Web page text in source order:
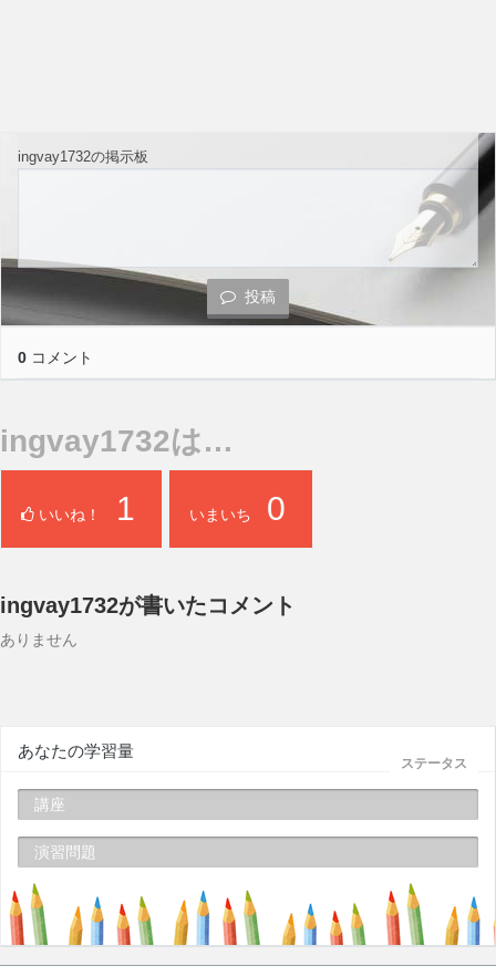
ingvay1732の掲示板
投稿
0 コメント
ingvay1732は…
いいね！ 1 いまいち 0
ingvay1732が書いたコメント
ありません
ステータス
あなたの学習量
講座
演習問題